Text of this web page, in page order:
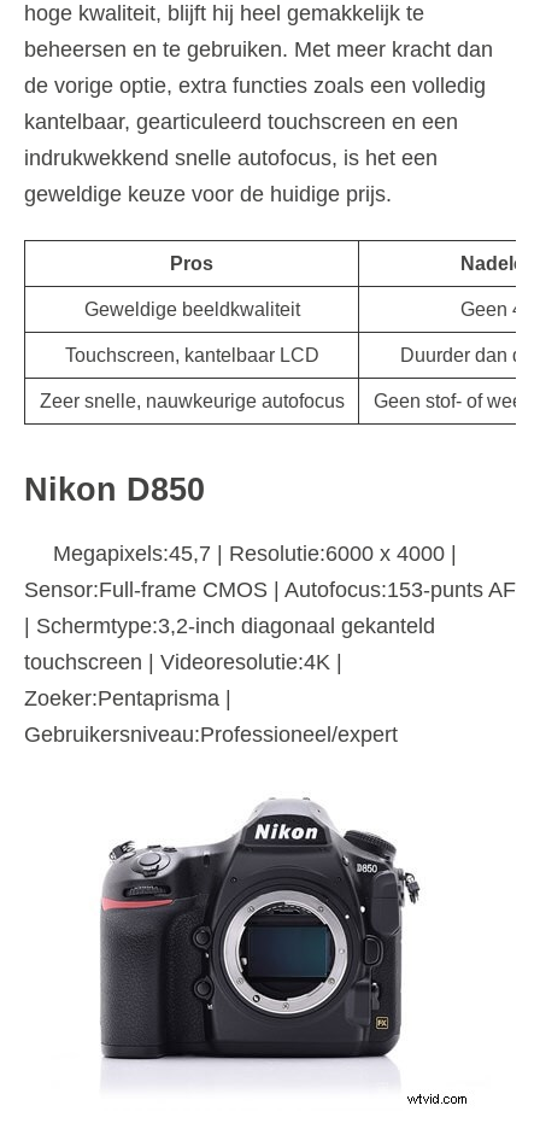
hoge kwaliteit, blijft hij heel gemakkelijk te
beheersen en te gebruiken. Met meer kracht dan
de vorige optie, extra functies zoals een volledig
kantelbaar, gearticuleerd touchscreen en een
indrukwekkend snelle autofocus, is het een
geweldige keuze voor de huidige prijs.
Pros Nadelen
Geweldige beeldkwaliteit Geen 4K
Touchscreen, kantelbaar LCD Duurder dan de
Zeer snelle, nauwkeurige autofocus Geen stof- of
Nikon D850
Megapixels:45,7 | Resolutie:6000 x 4000 |
Sensor:Full-frame CMOS | Autofocus:153-punts AF
| Schermtype:3,2-inch diagonaal gekanteld
touchscreen | Videoresolutie:4K |
Zoeker:Pentaprisma |
Gebruikersniveau:Professioneel/expert